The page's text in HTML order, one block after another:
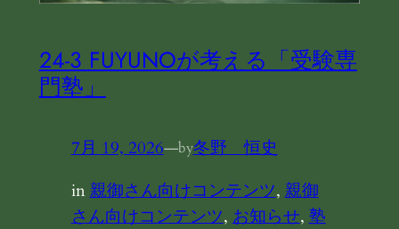
24‐3 FUYUNOが考える「受験専
門塾」
7月 19, 2026—by冬野 恒史
in親御さん向けコンテンツ, 親御
さん向けコンテンツ, お知らせ, 塾